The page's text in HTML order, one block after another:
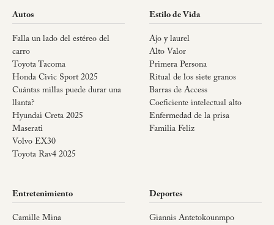
Autos
Falla un lado del estéreo del
carro
Toyota Tacoma
Honda Civic Sport 2025
Cuántas millas puede durar una
llanta?
Hyundai Creta 2025
Maserati
Volvo EX30
Toyota Rav4 2025
Estilo de Vida
Ajo y laurel
Alto Valor
Primera Persona
Ritual de los siete granos
Barras de Access
Coeficiente intelectual alto
Enfermedad de la prisa
Familia Feliz
Entretenimiento
Camille Mina
Deportes
Giannis Antetokounmpo